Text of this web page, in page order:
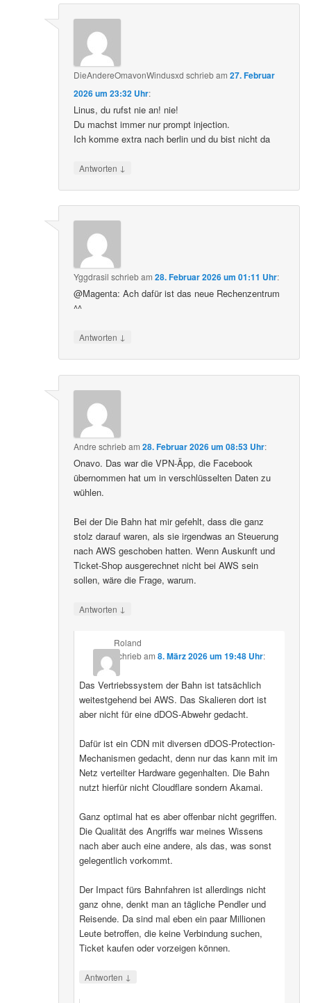
DieAndereOmavonWindusxd schriebam27. Februar
2026 um 23:32 Uhr:
Linus, du rufst nie an! nie!
Du machst immer nur prompt injection.
Ich komme extra nach berlin und du bist nicht da
Antworten ↓
Yggdrasil schriebam28. Februar 2026 um 01:11 Uhr:
@Magenta: Ach dafür ist das neue Rechenzentrum
^^
Antworten ↓
Andre schriebam28. Februar 2026 um 08:53 Uhr:
Onavo. Das war die VPN-Äpp, die Facebook
übernommen hat um in verschlüsselten Daten zu
wühlen.
Bei der Die Bahn hat mir gefehlt, dass die ganz
stolz darauf waren, als sie irgendwas an Steuerung
nach AWS geschoben hatten. Wenn Auskunft und
Ticket-Shop ausgerechnet nicht bei AWS sein
sollen, wäre die Frage, warum.
Antworten ↓
Roland
schriebam 8. März 2026 um 19:48 Uhr:
Das Vertriebssystem der Bahn ist tatsächlich
weitestgehend bei AWS. Das Skalieren dort ist
aber nicht für eine dDOS-Abwehr gedacht.
Dafür ist ein CDN mit diversen dDOS-Protection-
Mechanismen gedacht, denn nur das kann mit im
Netz verteilter Hardware gegenhalten. Die Bahn
nutzt hierfür nicht Cloudflare sondern Akamai.
Ganz optimal hat es aber offenbar nicht gegriffen.
Die Qualität des Angriffs war meines Wissens
nach aber auch eine andere, als das, was sonst
gelegentlich vorkommt.
Der Impact fürs Bahnfahren ist allerdings nicht
ganz ohne, denkt man an tägliche Pendler und
Reisende. Da sind mal eben ein paar Millionen
Leute betroffen, die keine Verbindung suchen,
Ticket kaufen oder vorzeigen können.
Antworten ↓